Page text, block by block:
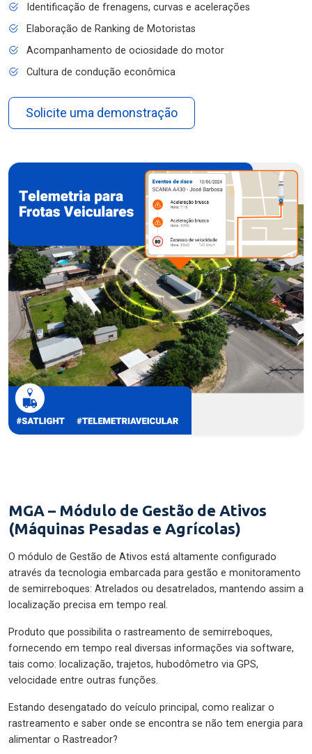
Identificação de frenagens, curvas e acelerações
Elaboração de Ranking de Motoristas
Acompanhamento de ociosidade do motor
Cultura de condução econômica
Solicite uma demonstração
MGA – Módulo de Gestão de Ativos
(Máquinas Pesadas e Agrícolas)
O módulo de Gestão de Ativos está altamente configurado
através da tecnologia embarcada para gestão e monitoramento
de semirreboques: Atrelados ou desatrelados, mantendo assim a
localização precisa em tempo real.
Produto que possibilita o rastreamento de semirreboques,
fornecendo em tempo real diversas informações via software,
tais como: localização, trajetos, hubodômetro via GPS,
velocidade entre outras funções.
Estando desengatado do veículo principal, como realizar o
rastreamento e saber onde se encontra se não tem energia para
alimentar o Rastreador?